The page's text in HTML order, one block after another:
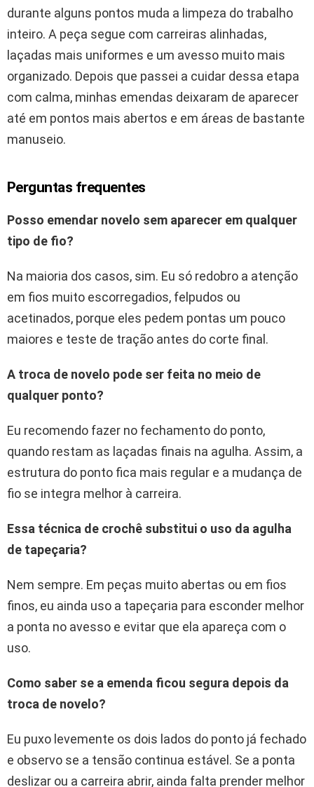
durante alguns pontos muda a limpeza do trabalho
inteiro. A peça segue com carreiras alinhadas,
laçadas mais uniformes e um avesso muito mais
organizado. Depois que passei a cuidar dessa etapa
com calma, minhas emendas deixaram de aparecer
até em pontos mais abertos e em áreas de bastante
manuseio.
Perguntas frequentes
Posso emendar novelo sem aparecer em qualquer
tipo de fio?
Na maioria dos casos, sim. Eu só redobro a atenção
em fios muito escorregadios, felpudos ou
acetinados, porque eles pedem pontas um pouco
maiores e teste de tração antes do corte final.
A troca de novelo pode ser feita no meio de
qualquer ponto?
Eu recomendo fazer no fechamento do ponto,
quando restam as laçadas finais na agulha. Assim, a
estrutura do ponto fica mais regular e a mudança de
fio se integra melhor à carreira.
Essa técnica de crochê substitui o uso da agulha
de tapeçaria?
Nem sempre. Em peças muito abertas ou em fios
finos, eu ainda uso a tapeçaria para esconder melhor
a ponta no avesso e evitar que ela apareça com o
uso.
Como saber se a emenda ficou segura depois da
troca de novelo?
Eu puxo levemente os dois lados do ponto já fechado
e observo se a tensão continua estável. Se a ponta
deslizar ou a carreira abrir, ainda falta prender melhor